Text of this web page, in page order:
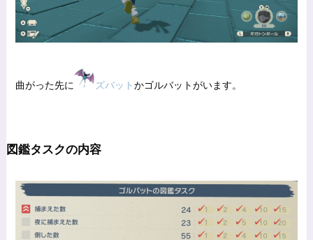
曲がった先に ズバットかゴルバットがいます。
図鑑タスクの内容